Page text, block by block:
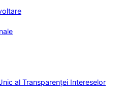
al Transparenței Intereselor